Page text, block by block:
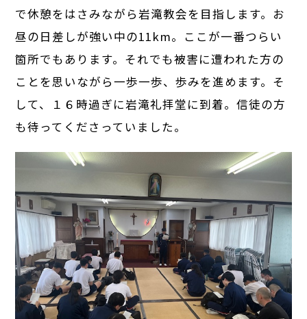
で休憩をはさみながら岩滝教会を目指します。お
昼の日差しが強い中の11km。ここが一番つらい
箇所でもあります。それでも被害に遭われた方の
ことを思いながら一歩一歩、歩みを進めます。そ
して、１６時過ぎに岩滝礼拝堂に到着。信徒の方
も待ってくださっていました。